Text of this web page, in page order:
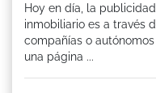
Hoy en día, la
inmobiliario es a través
compañías o
una página ...